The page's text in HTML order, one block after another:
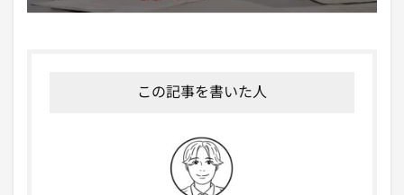
この記事を書いた人